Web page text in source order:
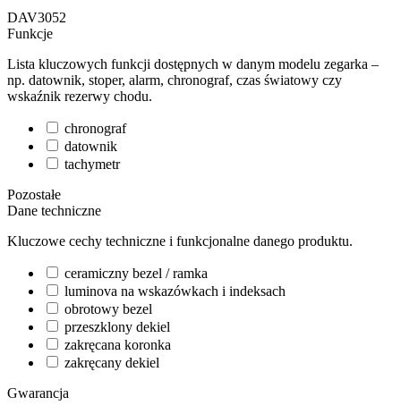
DAV3052
Funkcje
Lista kluczowych funkcji dostępnych w danym modelu zegarka –
np. datownik, stoper, alarm, chronograf, czas światowy czy
wskaźnik rezerwy chodu.
chronograf
datownik
tachymetr
Pozostałe
Dane techniczne
Kluczowe cechy techniczne i funkcjonalne danego produktu.
ceramiczny bezel / ramka
luminova na wskazówkach i indeksach
obrotowy bezel
przeszklony dekiel
zakręcana koronka
zakręcany dekiel
Gwarancja